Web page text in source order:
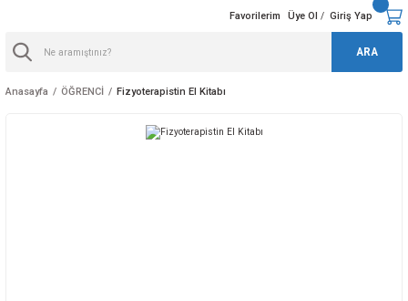
ARA
Favorilerim Üye Ol / Giriş Yap
Anasayfa ÖĞRENCİ Fizyoterapistin El Kitabı